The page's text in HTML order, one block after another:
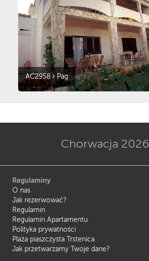
AC2958 Pag
Chorwacja 2026
Regulaminy
O nas
Jak rezerwować?
Regulamin
Regulamin Apartamentu
Polityka prywatności
Plaża piaszczysta Trstenica
Jak przetwarzamy Twoje dane?